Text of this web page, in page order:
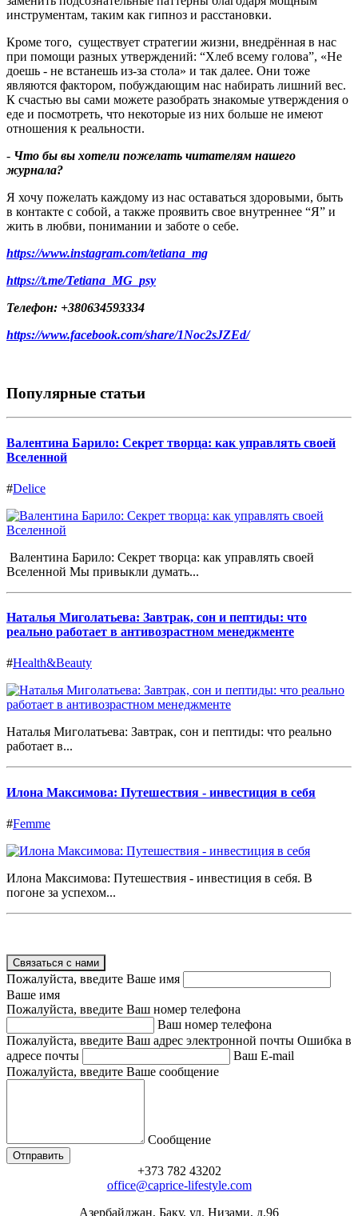
инструментам, таким как гипноз и расстановки.
Кроме того, существует стратегии жизни, внедрённая в нас
при помощи разных утверждений: “Хлеб всему голова”, «Не
доешь - не встанешь из-за стола» и так далее. Они тоже
являются фактором, побуждающим нас набирать лишний вес.
К счастью вы сами можете разобрать знакомые утверждения о
еде и посмотреть, что некоторые из них больше не имеют
отношения к реальности.
- Что бы вы хотели пожелать читателям нашего
журнала?
Я хочу пожелать каждому из нас оставаться здоровыми, быть
в контакте с собой, а также проявить свое внутреннее “Я” и
жить в любви, понимании и заботе о себе.
https://www.instagram.com/tetiana_mg
https://t.me/Tetiana_MG_psy
Телефон: +380634593334
https://www.facebook.com/share/1Noc2sJZEd/
Популярные статьи
Валентина Барило: Секрет творца: как управлять своей
Вселенной
#Delice
Валентина Барило: Секрет творца: как управлять своей
Вселенной Мы привыкли думать...
Наталья Миголатьева: Завтрак, сон и пептиды: что
реально работает в антивозрастном менеджменте
#Health&Beauty
Наталья Миголатьева: Завтрак, сон и пептиды: что реально
работает в...
Илона Максимова: Путешествия - инвестиция в себя
#Femme
Илона Максимова: Путешествия - инвестиция в себя. В
погоне за успехом...
Связаться с нами
Пожалуйста, введите Ваше имя
Ваше имя
Пожалуйста, введите Ваш номер телефона
Ваш номер телефона
Пожалуйста, введите Ваш адрес электронной почты Ошибка в
адресе почты
Ваш E-mail
Пожалуйста, введите Ваше сообщение
Сообщение
+373 782 43202
office@caprice-lifestyle.com
Азербайджан, Баку, ул. Низами, д.96